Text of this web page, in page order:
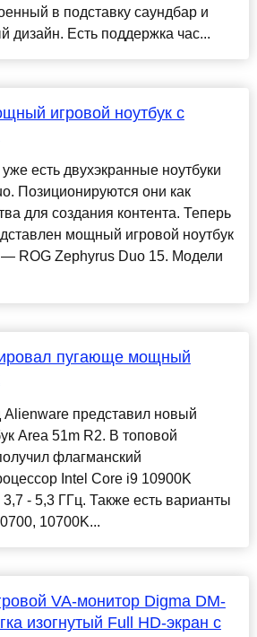
в подставку саундбар и
дизайн. Есть поддержка час...
игровой ноутбук с
есть двухэкранные ноутбуки
Позиционируются они как
для создания контента. Теперь
мощный игровой ноутбук
ROG Zephyrus Duo 15. Модели
пугающе мощный
Alienware представил новый
Area 51m R2. В топовой
флагманский
Intel Core i9 10900K
3,7 - 5,3 ГГц. Также есть варианты
10700K...
VA-монитор Digma DM-
изогнутый Full HD-экран с